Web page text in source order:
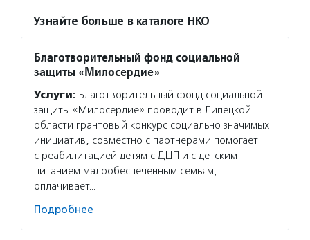
Узнайте больше в каталоге НКО
Благотворительный фонд социальной
защиты «Милосердие»
Услуги: Благотворительный фонд социальной
защиты «Милосердие» проводит в Липецкой
области грантовый конкурс социально значимых
инициатив, совместно с партнерами помогает
с реабилитацией детям с ДЦП и с детским
питанием малообеспеченным семьям,
оплачивает…
Подробнее